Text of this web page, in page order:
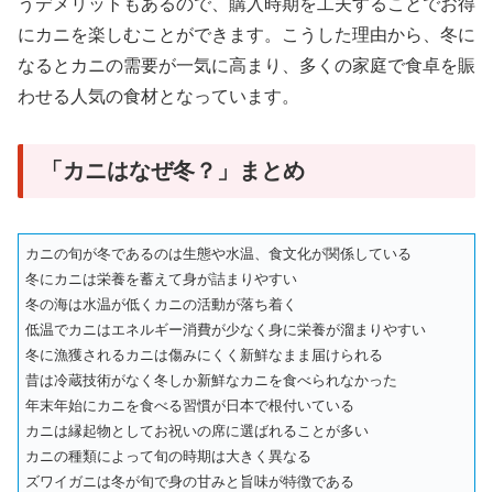
にカニを楽しむことができます。こうした理由から、冬に
なるとカニの需要が一気に高まり、多くの家庭で食卓を賑
わせる人気の食材となっています。
「カニはなぜ冬？」まとめ
カニの旬が冬であるのは生態や水温、食文化が関係している
冬にカニは栄養を蓄えて身が詰まりやすい
冬の海は水温が低くカニの活動が落ち着く
低温でカニはエネルギー消費が少なく身に栄養が溜まりやすい
冬に漁獲されるカニは傷みにくく新鮮なまま届けられる
昔は冷蔵技術がなく冬しか新鮮なカニを食べられなかった
年末年始にカニを食べる習慣が日本で根付いている
カニは縁起物としてお祝いの席に選ばれることが多い
カニの種類によって旬の時期は大きく異なる
ズワイガニは冬が旬で身の甘みと旨味が特徴である